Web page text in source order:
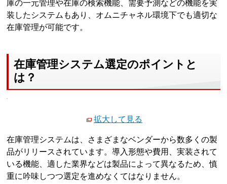
庫の一元管理や在庫の検索機能、需要予測などの機能を実
装したシステムもあり、オムニチャネル環境下でも適切な
在庫管理が可能です。
在庫管理システム選定のポイントと
は？
拡大して見る
在庫管理システムは、さまざまなベンダーから数多くの製
品がリリースされています。導入形態や費用、実装されて
いる機能、適した業界などは製品によって異なるため、慎
重に吟味しつつ選定を進めなくてはなりません。